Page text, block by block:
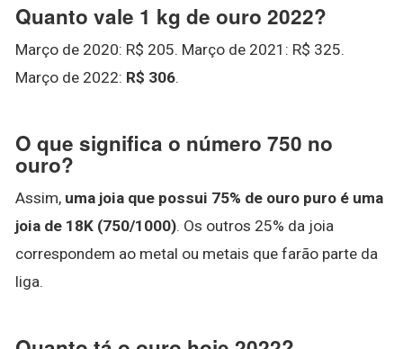
Quanto vale 1 kg de ouro 2022?
Março de 2020: R$ 205. Março de 2021: R$ 325.
Março de 2022: R$ 306.
O que significa o número 750 no
ouro?
Assim, uma joia que possui 75% de ouro puro é uma
joia de 18K (750/1000). Os outros 25% da joia
correspondem ao metal ou metais que farão parte da
liga.